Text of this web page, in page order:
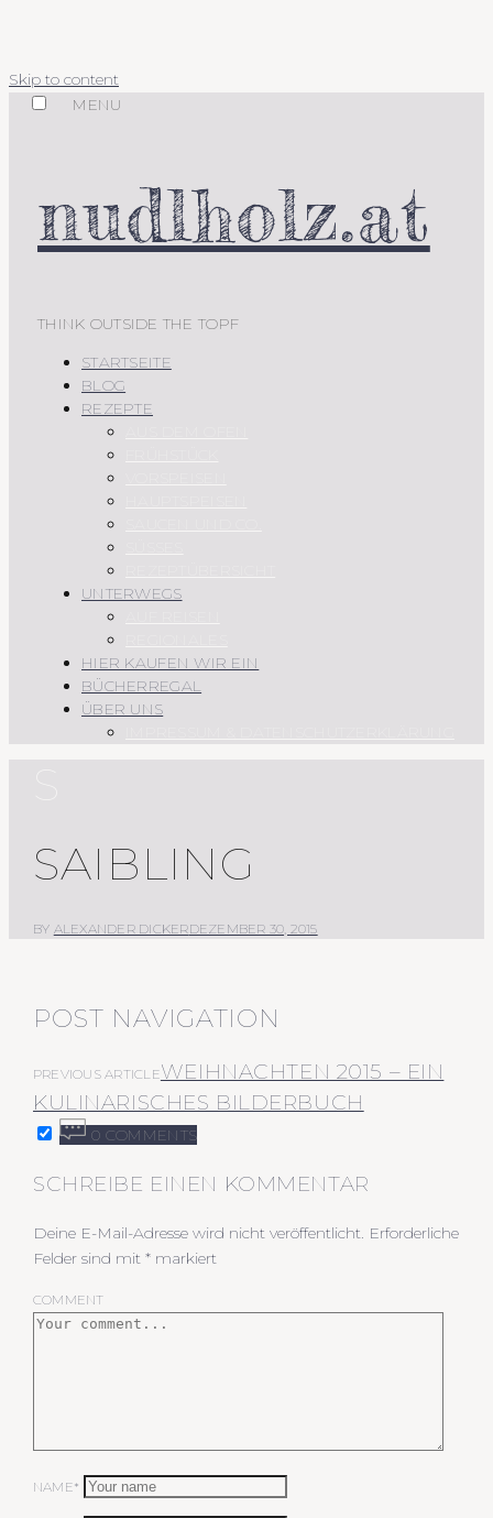
Skip to content
MENU
nudlholz.at
THINK OUTSIDE THE TOPF
STARTSEITE
BLOG
REZEPTE
UNTERWEGS
HIER KAUFEN WIR EIN
BÜCHERREGAL
ÜBER UNS
SAIBLING
BY ALEXANDER DICKERDEZEMBER 30, 2015
POST NAVIGATION
PREVIOUS ARTICLEWEIHNACHTEN 2015 – EIN
KULINARISCHES BILDERBUCH
0 COMMENTS
SCHREIBE EINEN KOMMENTAR
Deine E-Mail-Adresse wird nicht veröffentlicht. Erforderliche
Felder sind mit * markiert
COMMENT
NAME*